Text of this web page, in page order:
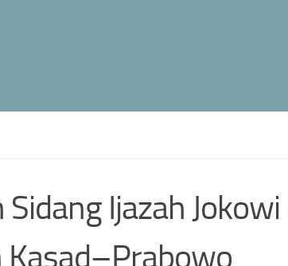
Ijazah Jokowi